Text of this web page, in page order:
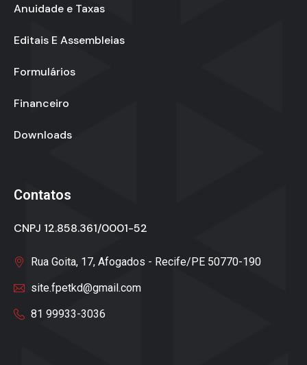
Anuidade e Taxas
Editais E Assembleias
Formulários
Financeiro
Downloads
Contatos
CNPJ 12.858.361/0001-52
Rua Goita, 17, Afogados - Recife/PE 50770-190
site.fpetkd@gmail.com
81 99933-3036